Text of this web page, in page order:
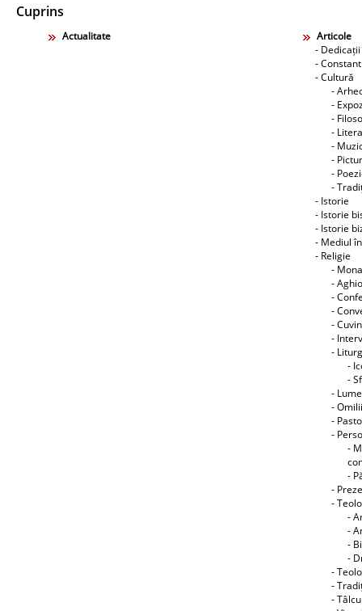
Cuprins
Actualitate
Articole
- Dedicații
-
- Cultură
-
-
-
-
-
-
-
-
- Istorie
- Istorie
- Istorie
- Mediul
- Religie
-
-
-
-
-
-
-
-
-
-
- Omilii
-
-
-
-
-
-
-
-
-
-
-
-
-